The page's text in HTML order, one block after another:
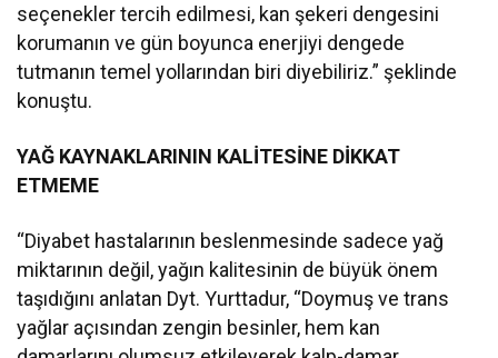
seçenekler tercih edilmesi, kan şekeri dengesini
korumanın ve gün boyunca enerjiyi dengede
tutmanın temel yollarından biri diyebiliriz.” şeklinde
konuştu.
YAĞ KAYNAKLARININ KALİTESİNE DİKKAT
ETMEME
“Diyabet hastalarının beslenmesinde sadece yağ
miktarının değil, yağın kalitesinin de büyük önem
taşıdığını anlatan Dyt. Yurttadur, “Doymuş ve trans
yağlar açısından zengin besinler, hem kan